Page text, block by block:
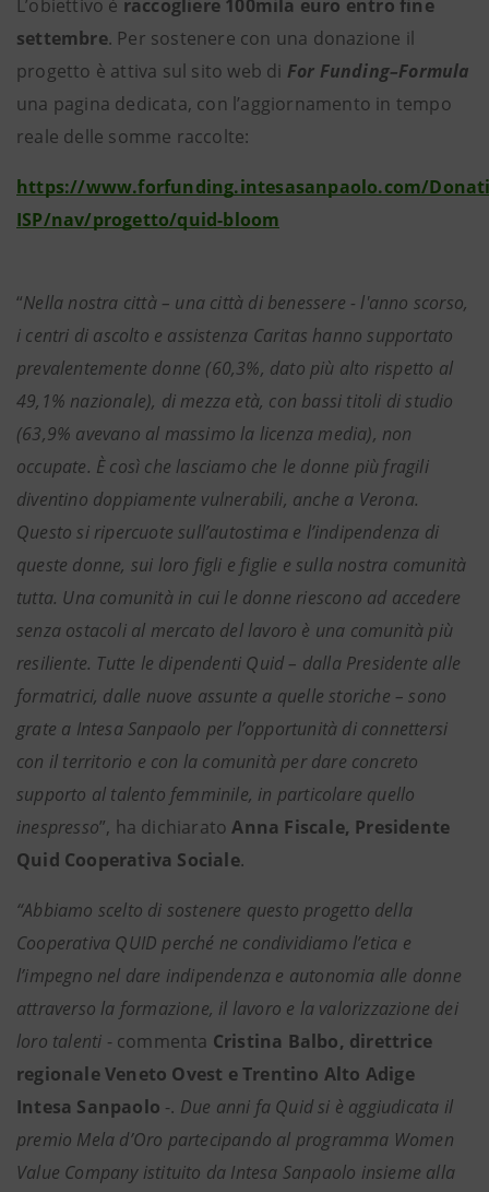
L’obiettivo è raccogliere 100mila euro entro fine
settembre. Per sostenere con una donazione il
progetto è attiva sul sito web di For Funding–Formula
una pagina dedicata, con l’aggiornamento in tempo
reale delle somme raccolte:
https://www.forfunding.intesasanpaolo.com/
ISP/nav/progetto/quid-bloom
“Nella nostra città – una città di benessere - l'anno scorso,
i centri di ascolto e assistenza Caritas hanno supportato
prevalentemente donne (60,3%, dato più alto rispetto al
49,1% nazionale), di mezza età, con bassi titoli di studio
(63,9% avevano al massimo la licenza media), non
occupate. È così che lasciamo che le donne più fragili
diventino doppiamente vulnerabili, anche a Verona.
Questo si ripercuote sull’autostima e l’indipendenza di
queste donne, sui loro figli e figlie e sulla nostra comunità
tutta. Una comunità in cui le donne riescono ad accedere
senza ostacoli al mercato del lavoro è una comunità più
resiliente. Tutte le dipendenti Quid – dalla Presidente alle
formatrici, dalle nuove assunte a quelle storiche – sono
grate a Intesa Sanpaolo per l’opportunità di connettersi
con il territorio e con la comunità per dare concreto
supporto al talento femminile, in particolare quello
inespresso”, ha dichiaratoAnna Fiscale, Presidente
Quid Cooperativa Sociale.
“Abbiamo scelto di sostenere questo progetto della
Cooperativa QUID perché ne condividiamo l’etica e
l’impegno nel dare indipendenza e autonomia alle donne
attraverso la formazione, il lavoro e la valorizzazione dei
loro talenti - commenta Cristina Balbo, direttrice
regionale Veneto Ovest e Trentino Alto Adige
Intesa Sanpaolo -. Due anni fa Quid si è aggiudicata il
premio Mela d’Oro partecipando al programma Women
Value Company istituito da Intesa Sanpaolo insieme alla